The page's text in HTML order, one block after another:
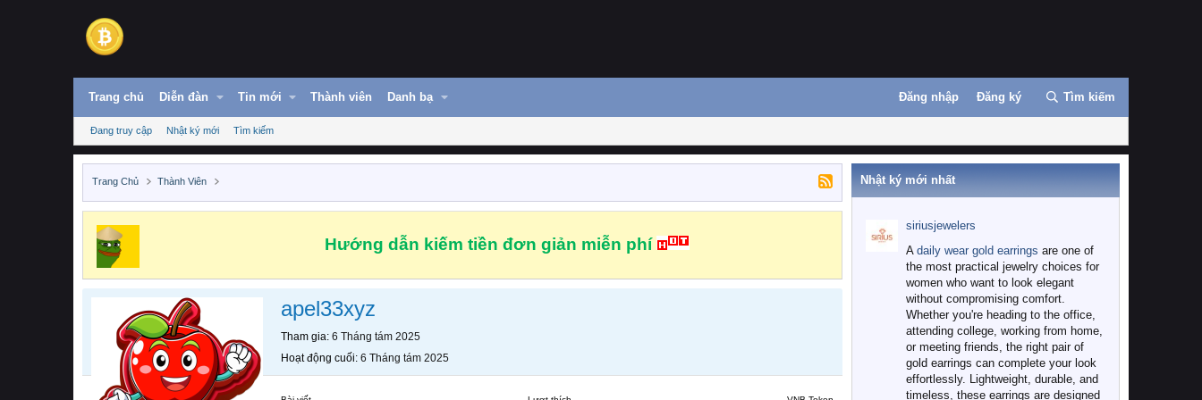
Trang chủ Diễn đàn Tin mới Thành viên Danh bạ Đăng nhập Đăng ký Tìm kiếm
Đang truy cập Nhật ký mới Tìm kiếm
Trang Chủ Thành Viên
Hướng dẫn kiếm tiền đơn giản miễn phí
apel33xyz
Tham gia 6 Tháng tám 2025
Hoạt động cuối 6 Tháng tám 2025
Nhật ký mới nhất
siriusjewelers
A daily wear gold earrings are one of
the most practical jewelry choices for
women who want to look elegant
without compromising comfort.
Whether you're heading to the office,
attending college, working from home,
or meeting friends, the right pair of
gold earrings can complete your look
effortlessly. Lightweight, durable, and
timeless, these earrings are designed